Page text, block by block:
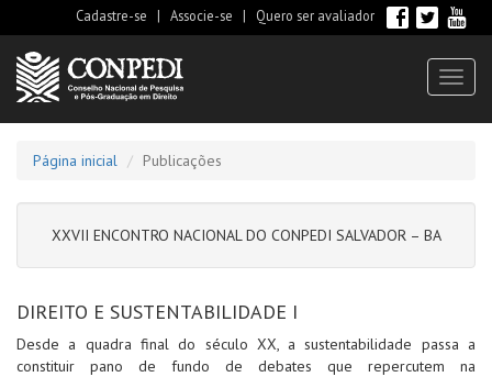
Cadastre-se | Associe-se | Quero ser avaliador
Página inicial Publicações
XXVII ENCONTRO NACIONAL DO CONPEDI SALVADOR – BA
DIREITO E SUSTENTABILIDADE I
Desde a quadra final do século XX, a sustentabilidade passa a
constituir pano de fundo de debates que repercutem na